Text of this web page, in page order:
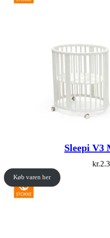
Sleepi V3
kr.
Køb varen her